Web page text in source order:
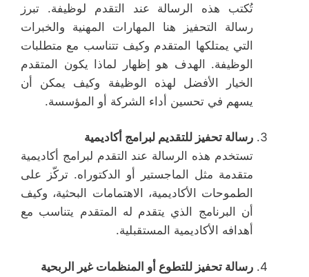
تُكتب هذه الرسالة عند التقدم لوظيفة. تبرز
رسالة التحفيز هنا المهارات المهنية والخبرات
التي يمتلكها المتقدم وكيف تتناسب مع متطلبات
الوظيفة. الهدف هو إظهار لماذا يكون المتقدم
الخيار الأفضل لهذه الوظيفة وكيف يمكن أن
يسهم في تحسين أداء الشركة أو المؤسسة.
رسالة تحفيز للتقديم لبرامج أكاديمية
تستخدم هذه الرسالة عند التقدم لبرامج أكاديمية
متقدمة مثل الماجستير أو الدكتوراه. تركّز على
الطموحات الأكاديمية، الاهتمامات البحثية، وكيف
أن البرنامج الذي يتقدم له المتقدم يتناسب مع
أهدافه الأكاديمية المستقبلية.
رسالة تحفيز للتطوع أو المنظمات غير الربحية